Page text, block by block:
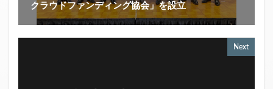
クラウドファンディング協会」を設立
Next